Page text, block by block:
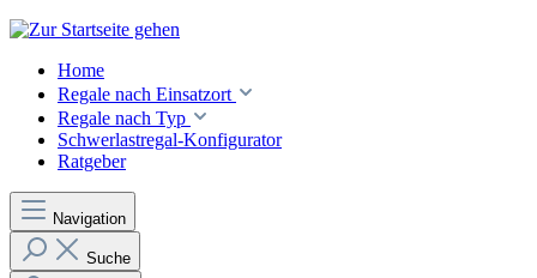
Home
Regale nach Einsatzort
Regale nach Typ
Schwerlastregal-Konfigurator
Ratgeber
Navigation
Suche